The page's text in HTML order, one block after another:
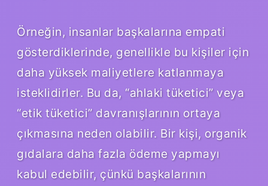
Örneğin, insanlar başkalarına empati
gösterdiklerinde, genellikle bu kişiler için
daha yüksek maliyetlere katlanmaya
isteklidirler. Bu da, “ahlaki tüketici” veya
“etik tüketici” davranışlarının ortaya
çıkmasına neden olabilir. Bir kişi, organik
gıdalara daha fazla ödeme yapmayı
kabul edebilir, çünkü başkalarının